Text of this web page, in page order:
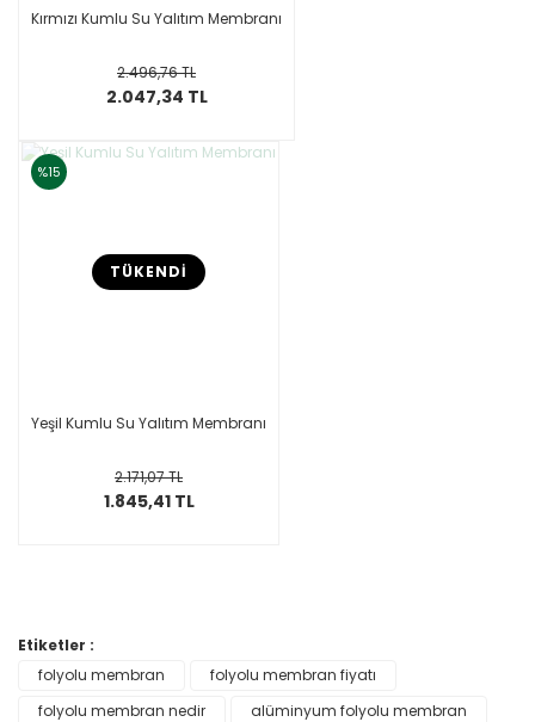
Kırmızı Kumlu Su Yalıtım Membranı
2.496,76 TL
2.047,34 TL
%15
TÜKENDİ
Yeşil Kumlu Su Yalıtım Membranı
2.171,07 TL
1.845,41 TL
Etiketler :
folyolu membran
folyolu membran fiyatı
folyolu membran nedir
alüminyum folyolu membran